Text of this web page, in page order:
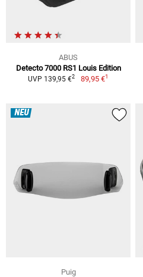
ABUS
Detecto 7000 RS1 Louis Edition
UVP 139,95 €2 89,95 €1
NEU
Puig